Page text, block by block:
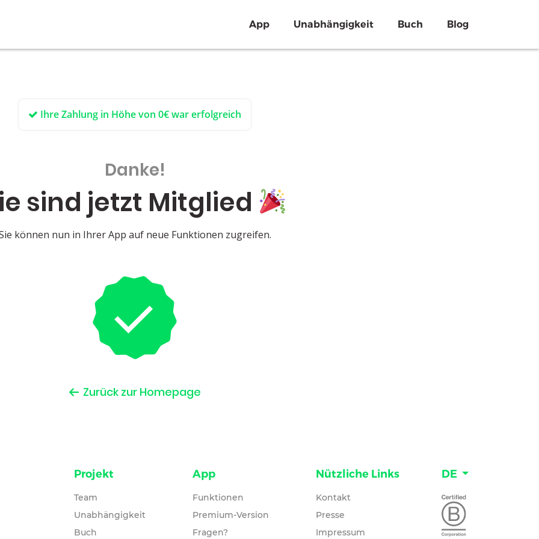
App Unabhängigkeit Buch Blog
Ihre Zahlung in Höhe von 0€ war erfolgreich
Danke!
sind jetzt Mitglied
können nun in Ihrer App auf neue Funktionen zugreifen.
Zurück zur Homepage
Projekt
Team
Unabhängigkeit
Buch
App
Funktionen
Premium-Version
Fragen?
Nützliche Links
Kontakt
Presse
Impressum
DE